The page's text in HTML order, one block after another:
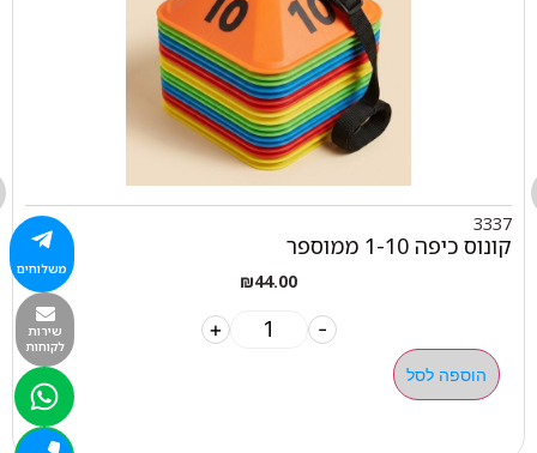
3337
קונוס כיפה 1-10 ממוספר
₪44.00
-
+
הוספה לסל
משלוחים
שירות
לקוחות